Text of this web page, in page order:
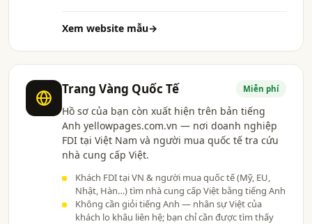
Xem website mẫu→
Trang Vàng Quốc Tế Miễn phí
Hồ sơ của bạn còn xuất hiện trên bản tiếng
Anh yellowpages.com.vn — nơi doanh nghiệp
FDI tại Việt Nam và người mua quốc tế tra cứu
nhà cung cấp Việt.
Khách FDI tại VN & người mua quốc tế (Mỹ, EU,
Nhật, Hàn…) tìm nhà cung cấp Việt bằng tiếng Anh
Không cần giỏi tiếng Anh — nhân sự Việt của
khách lo khâu liên hệ; bạn chỉ cần được tìm thấy